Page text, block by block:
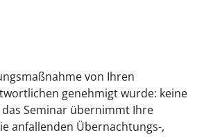
von Ihren
genehmigt wurde: keine
Seminar übernimmt Ihre
anfallenden Übernachtungs-,